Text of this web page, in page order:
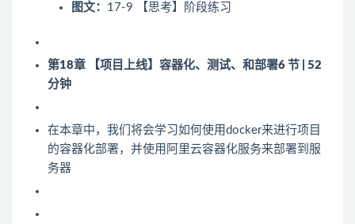
图文： 17-9 【思考】阶段练习
第18章 【项目上线】容器化、测试、和部署6 节 | 52
分钟
在本章中，我们将会学习如何使用docker来进行项目
的容器化部署，并使用阿里云容器化服务来部署到服
务器